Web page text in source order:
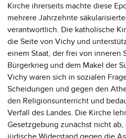
Kirche ihrerseits machte diese
mehrere Jahrzehnte
verantwortlich. Die katholische
die Seite von Vichy und
einem Staat, der frei von inneren
Bürgerkrieg und dem Makel der
Vichy waren sich in sozialen
Scheidungen und gegen den
den Religionsunterricht und
Verfall des Landes. Die Kirche
Gesetzgebung zunächst nicht ab,